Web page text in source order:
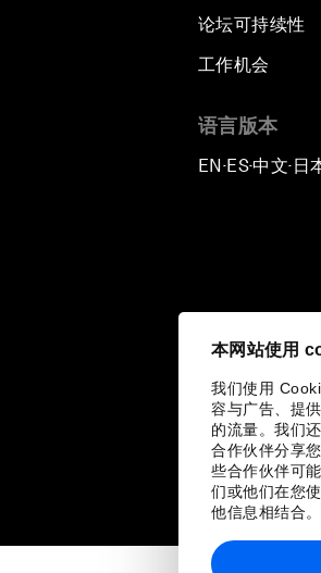
本网站使用
我们使用
容与广告、提
的流量。我们
合作伙伴分享
些合作伙伴可
们或他们在您
他信息相结合。
论坛可持续性
工作机会
语言版本
EN ▪ES▪中文▪ 日